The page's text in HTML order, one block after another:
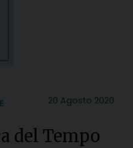
20 Agosto 2020
del Tempo